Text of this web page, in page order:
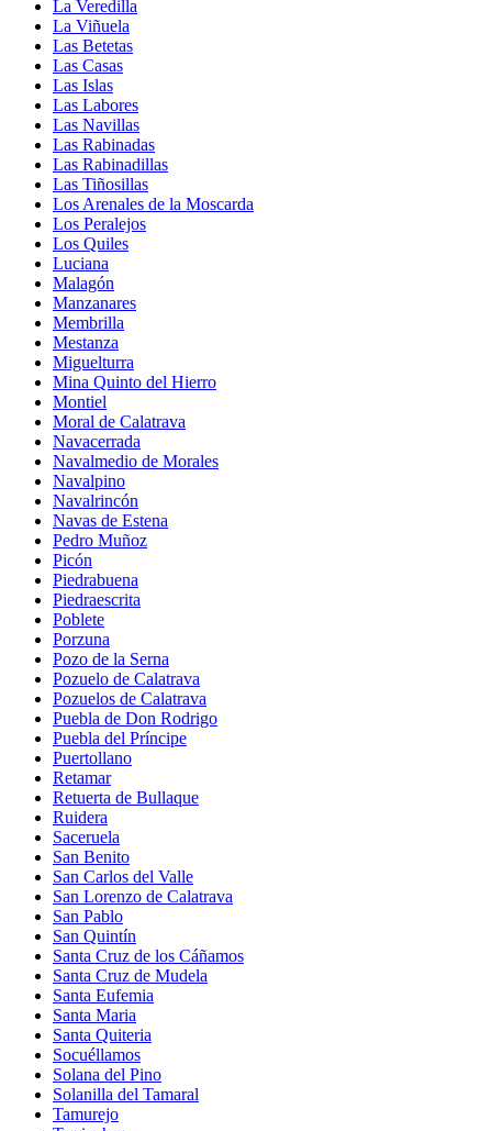
La Veredilla
La Viñuela
Las Betetas
Las Casas
Las Islas
Las Labores
Las Navillas
Las Rabinadas
Las Rabinadillas
Las Tiñosillas
Los Arenales de la Moscarda
Los Peralejos
Los Quiles
Luciana
Malagón
Manzanares
Membrilla
Mestanza
Miguelturra
Mina Quinto del Hierro
Montiel
Moral de Calatrava
Navacerrada
Navalmedio de Morales
Navalpino
Navalrincón
Navas de Estena
Pedro Muñoz
Picón
Piedrabuena
Piedraescrita
Poblete
Porzuna
Pozo de la Serna
Pozuelo de Calatrava
Pozuelos de Calatrava
Puebla de Don Rodrigo
Puebla del Príncipe
Puertollano
Retamar
Retuerta de Bullaque
Ruidera
Saceruela
San Benito
San Carlos del Valle
San Lorenzo de Calatrava
San Pablo
San Quintín
Santa Cruz de los Cáñamos
Santa Cruz de Mudela
Santa Eufemia
Santa Maria
Santa Quiteria
Socuéllamos
Solana del Pino
Solanilla del Tamaral
Tamurejo